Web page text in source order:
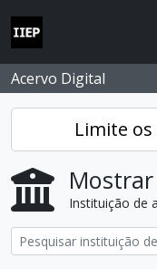
Skip to main content
Acervo Digital
Limite
Instituição de